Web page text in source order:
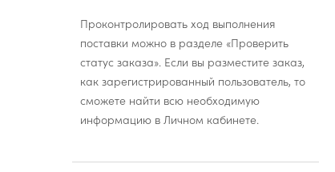
Проконтролировать ход выполнения
поставки можно в разделе «Проверить
статус заказа». Если вы разместите заказ,
как зарегистрированный пользователь, то
сможете найти всю необходимую
информацию в Личном кабинете.